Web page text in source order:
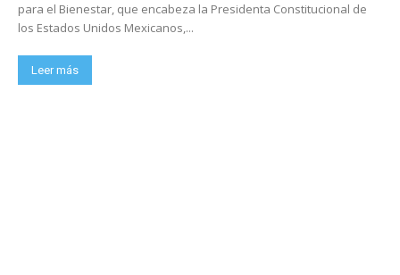
para el Bienestar, que encabeza la Presidenta Constitucional de
los Estados Unidos Mexicanos,...
Leer más